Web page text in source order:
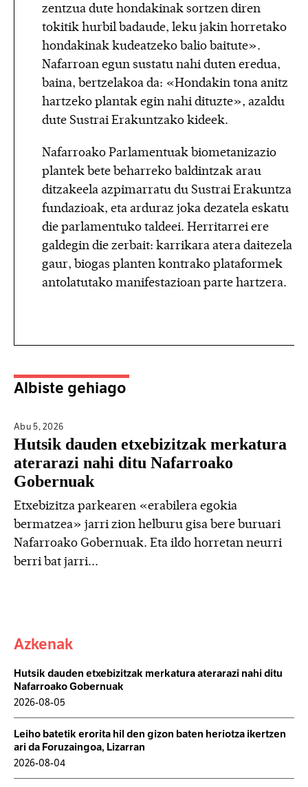
zentzua dute hondakinak sortzen diren
tokitik hurbil badaude, leku jakin horretako
hondakinak kudeatzeko balio baitute».
Nafarroan egun sustatu nahi duten eredua,
baina, bertzelakoa da: «Hondakin tona anitz
hartzeko plantak egin nahi dituzte», azaldu
dute Sustrai Erakuntzako kideek.
Nafarroako Parlamentuak biometanizazio
plantek bete beharreko baldintzak arau
ditzakeela azpimarratu du Sustrai Erakuntza
fundazioak, eta arduraz joka dezatela eskatu
die parlamentuko taldeei. Herritarrei ere
galdegin die zerbait: karrikara atera daitezela
gaur, biogas planten kontrako plataformek
antolatutako manifestazioan parte hartzera.
Albiste gehiago
Abu 5,2026
Hutsik dauden etxebizitzak merkatura
aterarazi nahi ditu Nafarroako
Gobernuak
Etxebizitza parkearen «erabilera egokia
bermatzea» jarri zion helburu gisa bere buruari
Nafarroako Gobernuak. Eta ildo horretan neurri
berri bat jarri...
Azkenak
Hutsik dauden etxebizitzak merkatura aterarazi nahi ditu
Nafarroako Gobernuak
2026-08-05
Leiho batetik erorita hil den gizon baten heriotza ikertzen
ari da Foruzaingoa, Lizarran
2026-08-04